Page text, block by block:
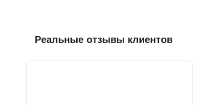
Реальные отзывы клиентов